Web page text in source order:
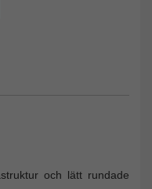
och lätt rundade